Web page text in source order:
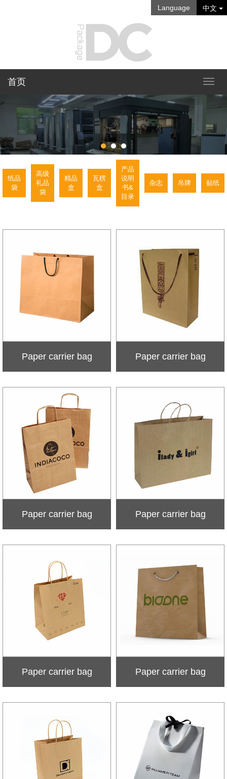
Language 中文
首页
纸品
袋
高级
礼品
袋
精品
盒
瓦楞
盒
产品
说明
书&
目录
杂志 吊牌 贴纸
Paper carrier bag Paper carrier bag
Paper carrier bag Paper carrier bag
Paper carrier bag Paper carrier bag